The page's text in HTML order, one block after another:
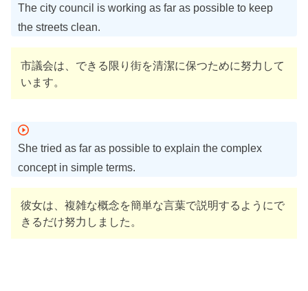
The city council is working as far as possible to keep
the streets clean.
市議会は、できる限り街を清潔に保つために努力して
います。
She tried as far as possible to explain the complex
concept in simple terms.
彼女は、複雑な概念を簡単な言葉で説明するようにで
きるだけ努力しました。